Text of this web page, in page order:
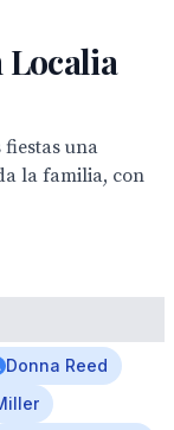
Localia
una
la familia, con
Donna Reed